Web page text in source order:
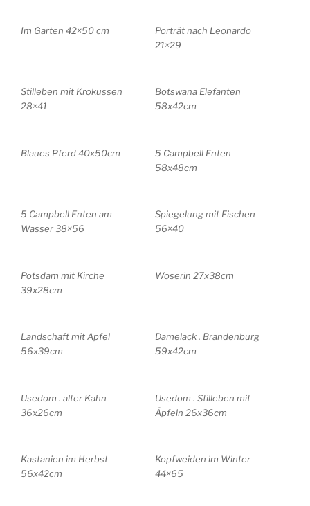
Im Garten 42×50 cm
Porträt nach Leonardo
21×29
Stilleben mit Krokussen
28×41
Botswana Elefanten
58x42cm
Blaues Pferd 40x50cm
5 Campbell Enten
58x48cm
5 Campbell Enten am
Wasser 38×56
Spiegelung mit Fischen
56×40
Potsdam mit Kirche
39x28cm
Woserin 27x38cm
Landschaft mit Apfel
56x39cm
Damelack . Brandenburg
59x42cm
Usedom . alter Kahn
36x26cm
Usedom . Stilleben mit
Äpfeln 26x36cm
Kastanien im Herbst
56x42cm
Kopfweiden im Winter
44×65